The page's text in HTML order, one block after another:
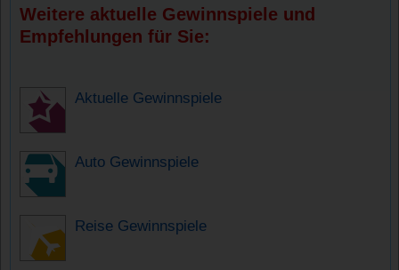
Weitere aktuelle Gewinnspiele und
Empfehlungen für Sie:
Aktuelle Gewinnspiele
Auto Gewinnspiele
Reise Gewinnspiele